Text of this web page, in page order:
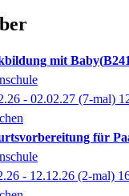
mit Baby
- 02.02.27 (7-mal)
für
- 12.12.26 (2-mal)